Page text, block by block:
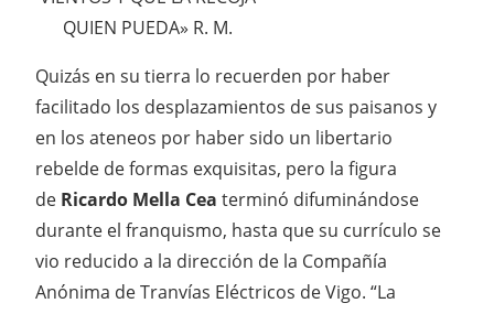
QUIEN PUEDA» R. M.
Quizás en su tierra lo recuerden por haber
facilitado los desplazamientos de sus paisanos y
en los ateneos por haber sido un libertario
rebelde de formas exquisitas, pero la figura
de Ricardo Mella Cea terminó difuminándose
durante el franquismo, hasta que su currículo se
vio reducido a la dirección de la Compañía
Anónima de Tranvías Eléctricos de Vigo. “La